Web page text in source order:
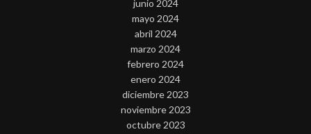
junio 2024
mayo 2024
abril 2024
marzo 2024
febrero 2024
enero 2024
diciembre 2023
noviembre 2023
octubre 2023